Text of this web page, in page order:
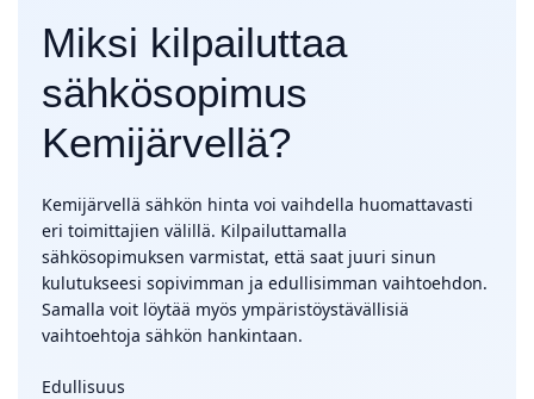
Miksi kilpailuttaa
sähkösopimus
Kemijärvellä?
Kemijärvellä sähkön hinta voi vaihdella huomattavasti
eri toimittajien välillä. Kilpailuttamalla
sähkösopimuksen varmistat, että saat juuri sinun
kulutukseesi sopivimman ja edullisimman vaihtoehdon.
Samalla voit löytää myös ympäristöystävällisiä
vaihtoehtoja sähkön hankintaan.
Edullisuus